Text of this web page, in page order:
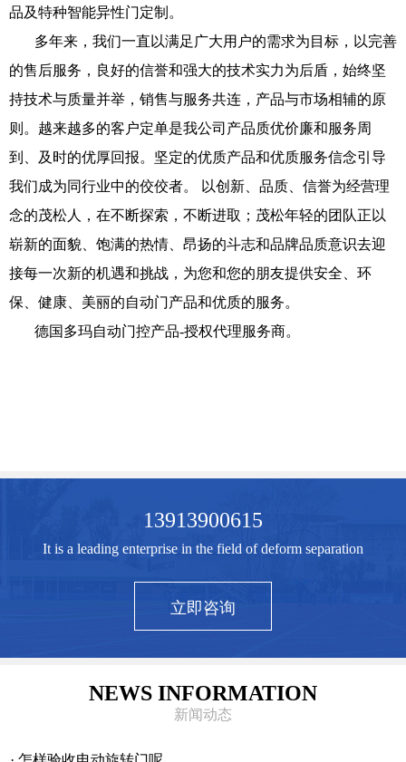
品及特种智能异性门定制。
多年来，我们一直以满足广大用户的需求为目标，以完善
的售后服务，良好的信誉和强大的技术实力为后盾，始终坚
持技术与质量并举，销售与服务共连，产品与市场相辅的原
则。越来越多的客户定单是我公司产品质优价廉和服务周
到、及时的优厚回报。坚定的优质产品和优质服务信念引导
我们成为同行业中的佼佼者。 以创新、品质、信誉为经营理
念的茂松人，在不断探索，不断进取；茂松年轻的团队正以
崭新的面貌、饱满的热情、昂扬的斗志和品牌品质意识去迎
接每一次新的机遇和挑战，为您和您的朋友提供安全、环
保、健康、美丽的自动门产品和优质的服务。
德国多玛自动门控产品-授权代理服务商。
13913900615
It is a leading enterprise in the field of deform separation
立即咨询
NEWS INFORMATION
新闻动态